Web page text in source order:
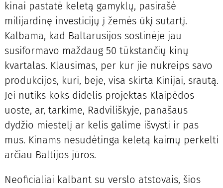
kinai pastatė keletą gamyklų, pasirašė
milijardinę investicijų į žemės ūkį sutartį.
Kalbama, kad Baltarusijos sostinėje jau
susiformavo maždaug 50 tūkstančių kinų
kvartalas. Klausimas, per kur jie nukreips savo
produkcijos, kuri, beje, visa skirta Kinijai, srautą.
Jei nutiks koks didelis projektas Klaipėdos
uoste, ar, tarkime, Radviliškyje, panašaus
dydžio miestelį ar kelis galime išvysti ir pas
mus. Kinams nesudėtinga keletą kaimų perkelti
arčiau Baltijos jūros.
Neoficialiai kalbant su verslo atstovais, šios